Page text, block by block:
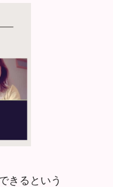
きるという